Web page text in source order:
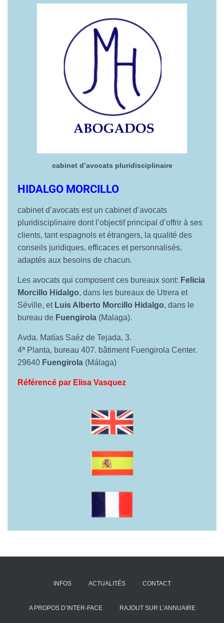
cabinet d’avocats pluridisciplinaire
HIDALGO MORCILLO
cabinet d’avocats est un cabinet d’avocats
pluridisciplinaire dont l’objectif principal d’offrir à ses
clients, tant espagnols et étrangers, la qualité des
conseils juridiques, efficaces et personnalisés,
adaptés aux besoins de chacun.
Les avocats qui composent ces bureaux sont: Felicia
Morcillo Hidalgo, dans les bureaux de Utrera et
Séville, et Luis Alberto Morcillo Hidalgo, dans le
bureau de Fuengirola (Malaga).
Avda. Matías Saéz de Tejada, 3.
4ª Planta, bureau 407. bâtiment Fuengirola Center.
29640 Fuengirola (Málaga)
Référencé par Elisa Vasquez
INFOS ACTUALITÉS CONTACT
A PROPOS D’INTER-FACE RAJOUT SUR L’ANNUAIRE